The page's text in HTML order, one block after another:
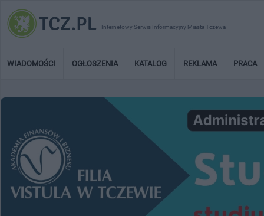
Internetowy Serwis Informacyjny Miasta Tczewa
WIADOMOŚCI OGŁOSZENIA KATALOG REKLAMA PRACA